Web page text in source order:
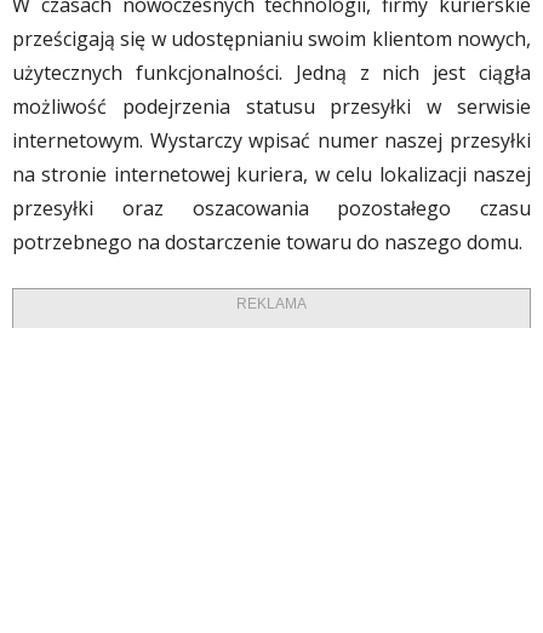
prześcigają się w udostępnianiu swoim klientom nowych,
użytecznych funkcjonalności. Jedną z nich jest ciągła
możliwość podejrzenia statusu przesyłki w serwisie
internetowym. Wystarczy wpisać numer naszej przesyłki
na stronie internetowej kuriera, w celu lokalizacji naszej
przesyłki oraz oszacowania pozostałego czasu
potrzebnego na dostarczenie towaru do naszego domu.
REKLAMA